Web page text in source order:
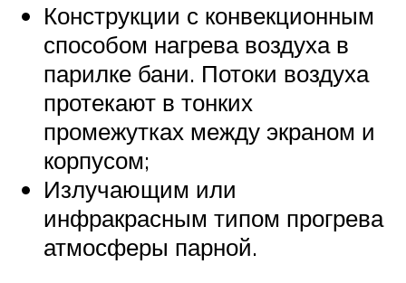
Конструкции с конвекционным
способом нагрева воздуха в
парилке бани. Потоки воздуха
протекают в тонких
промежутках между экраном и
корпусом;
Излучающим или
инфракрасным типом прогрева
атмосферы парной.